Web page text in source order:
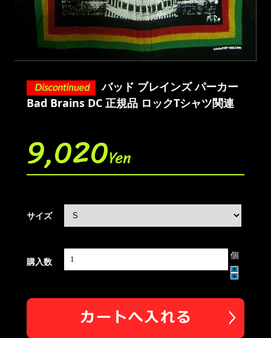
バッド ブレインズ パーカー
Bad Brains DC 正規品 ロックTシャツ関連
9,020Yen
サイズ
購入数
個